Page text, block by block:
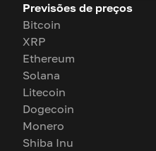
Previsões de preços
Bitcoin
XRP
Ethereum
Solana
Litecoin
Dogecoin
Monero
Shiba Inu